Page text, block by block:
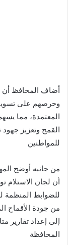
أضاف المحافظ أن
وحرصهم على
المعتمدة، مما
القمح وتعزيز جهود
للمواطنين
من جانبه أوضح
أن لجان الاستلام
للضوابط المنظمة
من جودة الأقماح
إلى إعداد تقارير
المحافظة